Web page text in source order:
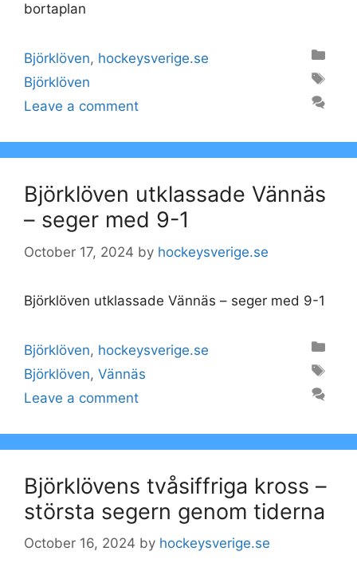
bortaplan
Categories
Björklöven, hockeysverige.se
Tags
Björklöven
Leave a comment
Björklöven utklassade Vännäs
– seger med 9-1
October 17, 2024 by hockeysverige.se
Björklöven utklassade Vännäs – seger med 9-1
Categories
Björklöven, hockeysverige.se
Tags
Björklöven, Vännäs
Leave a comment
Björklövens tvåsiffriga kross –
största segern genom tiderna
October 16, 2024 by hockeysverige.se